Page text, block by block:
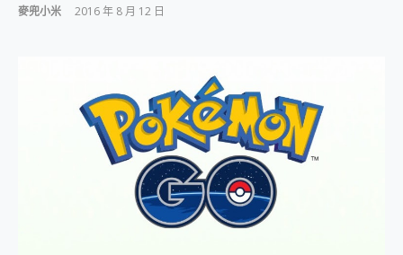
好用的 EaseUS Partition Master 讓您輕鬆的移除與格式化有防寫保護的隨身碟或SD卡
一鍵修復模糊影片、舊照的 AI 好幫手! VideoProc Converter AI 新版全解析 × 年末優惠，一篇全看懂
小朋友才做選擇 投影機 RGB藍牙音響 氛圍情境燈 我通通都要！ Starfish 2 幻彩膠囊投影機｜結合「 智慧投影 & 煥彩流動 」的沈浸式生活新體驗
外型超吸晴~ 給您絕佳操控體驗 GravaStar Mercury K1 系列 異星機械鍵盤與 Mercury X 系列 輕量無線電競滑鼠 開箱 評測
開箱~變身「蜘蛛人」椅子軍師！MSI MPG 491CQP QD-OLED 超寬曲面電競螢幕，多工辦公、爽度滿滿的終極桌面體驗
iPhone 17 系列 有認證的防護來囉！ imos 首家導入 UL MCV 行銷宣告驗證的手機配件品牌
DJI Osmo Pocket 3 爽爽帶回家 歡慶 EaseUS 21 週年到來，「Slogan 海報徵稿活動」好康大放送
麥兜小米 2016 年 8 月 12 日